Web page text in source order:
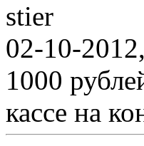
stier
02-10-
1000
кассе на